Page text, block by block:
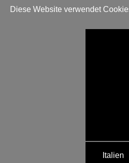
Diese Website verwendet
Italien